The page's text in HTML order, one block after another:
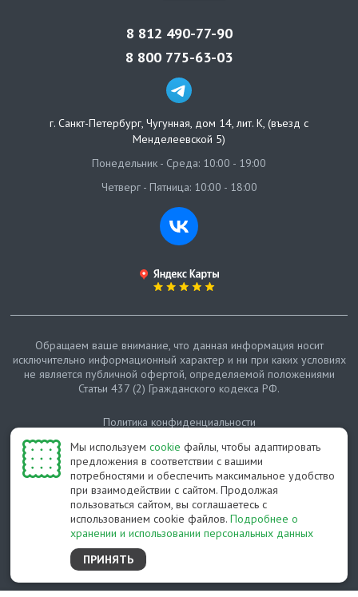
Мы используем cookie файлы, чтобы адаптировать
предложения в соответствии с вашими
потребностями и обеспечить максимальное удобство
при взаимодействии с сайтом. Продолжая
пользоваться сайтом, вы соглашаетесь с
использованием cookie файлов. Подробнее о
хранении и использовании персональных данных
ПРИНЯТЬ
8 812 490-77-90
8 800 775-63-03
г. Санкт-Петербург, Чугунная, дом 14, лит. К, (въезд с
Менделеевской 5)
Понедельник - Среда: 10:00 - 19:00
Четверг - Пятница: 10:00 - 18:00
© Протепло-СПб, 2011-2026
Обращаем ваше внимание, что данная информация носит
исключительно информационный характер и ни при каких условиях
не является публичной офертой, определяемой положениями
Статьи 437 (2) Гражданского кодекса РФ.
Политика конфиденциальности
Карта сайта
Разработано студией Feel Good St